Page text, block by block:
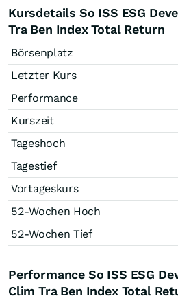
Kursdetails So ISS ESG
Tra Ben Index Total Return
Börsenplatz
Letzter Kurs
Performance
Kurszeit
Tageshoch
Tagestief
Vortageskurs
52-Wochen Hoch
52-Wochen Tief
Performance So ISS ESG
Clim Tra Ben Index Total